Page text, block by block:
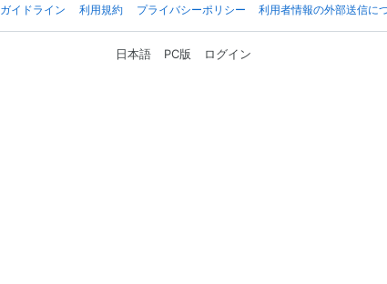
ガイドライン 利用規約 プライバシーポリシー 利用者情報の外部送信に
日本語 PC版 ログイン